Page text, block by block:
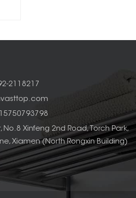
2118217
No.8 Xinfeng 2nd Road, Torch Park,
Xiamen (North Rongxin Building)